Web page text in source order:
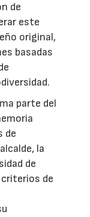
de
este
original,
basadas
parte del
de
la
de
de